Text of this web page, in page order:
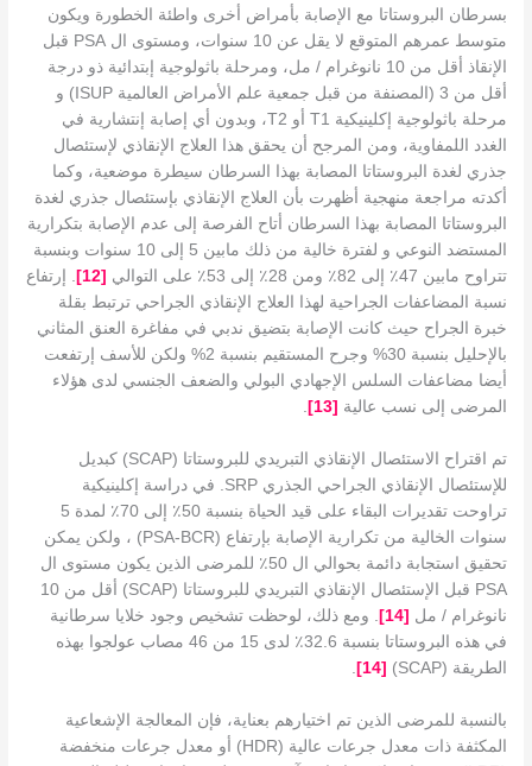
بسرطان البروستاتا مع الإصابة بأمراض أخرى واطئة الخطورة ويكون
متوسط عمرهم المتوقع لا يقل عن 10 سنوات، ومستوى ال PSA قبل
الإنقاذ أقل من 10 نانوغرام / مل، ومرحلة باثولوجية إبتدائية ذو درجة
أقل من 3 (المصنفة من قبل جمعية علم الأمراض العالمية ISUP) و
مرحلة باثولوجية إكلينيكية T1 أو T2، وبدون أي إصابة إنتشارية في
الغدد اللمفاوية، ومن المرجح أن يحقق هذا العلاج الإنقاذي لإستئصال
جذري لغدة البروستاتا المصابة بهذا السرطان سيطرة موضعية، وكما
أكدته مراجعة منهجية أظهرت بأن العلاج الإنقاذي بإستئصال جذري لغدة
البروستاتا المصابة بهذا السرطان أتاح الفرصة إلى عدم الإصابة بتكرارية
المستضد النوعي و لفترة خالية من ذلك مابين 5 إلى 10 سنوات وبنسبة
تتراوح مابين 47٪ إلى 82٪ ومن 28٪ إلى 53٪ على التوالي
[
12
] . إرتفاع
نسبة المضاعفات الجراحية لهذا العلاج الإنقاذي الجراحي ترتبط بقلة
خبرة الجراح حيث كانت الإصابة بتضيق ندبي في مفاغرة العنق المثاني
بالإحليل بنسبة 30% وجرح المستقيم بنسبة 2% ولكن للأسف إرتفعت
أيضا مضاعفات السلس الإجهادي البولي والضعف الجنسي لدى هؤلاء
المرضى إلى نسب عالية [
13
]
.
تم اقتراح الاستئصال الإنقاذي التبريدي للبروستاتا (SCAP) كبديل
للإستئصال الإنقاذي الجراحي الجذري SRP. في دراسة إكلينيكية
تراوحت تقديرات البقاء على قيد الحياة بنسبة 50٪ إلى 70٪ لمدة 5
سنوات الخالية من تكرارية الإصابة بإرتفاع (PSA-BCR) ، ولكن يمكن
تحقيق استجابة دائمة بحوالي ال 50٪ للمرضى الذين يكون مستوى ال
PSA قبل الإستئصال الإنقاذي التبريدي للبروستاتا (SCAP) أقل من 10
نانوغرام / مل [
14
] . ومع ذلك، لوحظت تشخيص وجود خلايا سرطانية
في هذه البروستاتا بنسبة 32.6٪ لدى 15 من 46 مصاب عولجوا بهذه
الطريقة (SCAP)
[
14
]
.
بالنسبة للمرضى الذين تم اختيارهم بعناية، فإن المعالجة الإشعاعية
المكثفة ذات معدل جرعات عالية (HDR) أو معدل جرعات منخفضة